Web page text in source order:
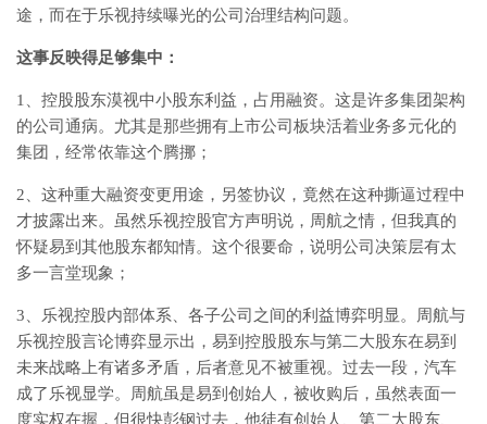
途，而在于乐视持续曝光的公司治理结构问题。
这事反映得足够集中：
1、控股股东漠视中小股东利益，占用融资。这是许多集团架构
的公司通病。尤其是那些拥有上市公司板块活着业务多元化的
集团，经常依靠这个腾挪；
2、这种重大融资变更用途，另签协议，竟然在这种撕逼过程中
才披露出来。虽然乐视控股官方声明说，周航之情，但我真的
怀疑易到其他股东都知情。这个很要命，说明公司决策层有太
多一言堂现象；
3、乐视控股内部体系、各子公司之间的利益博弈明显。周航与
乐视控股言论博弈显示出，易到控股股东与第二大股东在易到
未来战略上有诸多矛盾，后者意见不被重视。过去一段，汽车
成了乐视显学。周航虽是易到创始人，被收购后，虽然表面一
度实权在握，但很快彭钢过去，他徒有创始人、第二大股东、